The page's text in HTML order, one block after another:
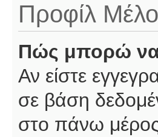
Προφίλ
Πώς μπορώ να
Αν είστε
σε βάση
στο πάνω